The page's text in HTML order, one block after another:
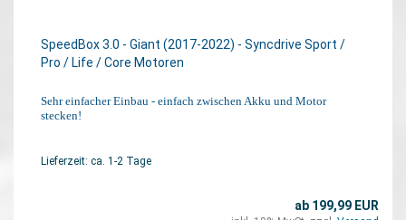
SpeedBox 3.0 - Giant (2017-2022) - Syncdrive Sport /​
Pro / ​Life /​ Core Motoren
Sehr einfacher Einbau - einfach zwischen Akku und Motor
stecken!
Lieferzeit: ca. 1-2 Tage
ab 199,99 EUR